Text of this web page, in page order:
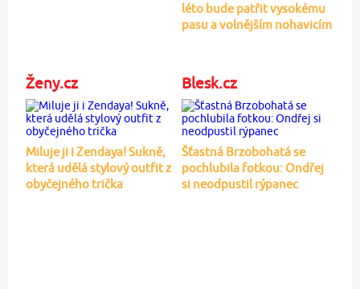
léto bude patřit vysokému
pasu a volnějším nohavicím
Ženy.cz
Miluje ji i Zendaya! Sukně,
která udělá stylový outfit z
obyčejného trička
Blesk.cz
Šťastná Brzobohatá se
pochlubila fotkou: Ondřej
si neodpustil rýpanec